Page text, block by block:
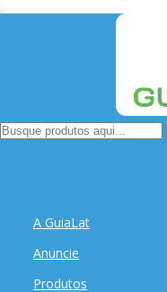
A GuiaLat
Anuncie
Produtos